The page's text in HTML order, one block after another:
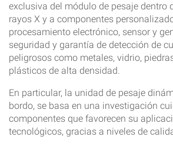
exclusiva del módulo de pesaje dentro
rayos X y a componentes
procesamiento electrónico, sensor y
seguridad y garantía de detección de
peligrosos como metales, vidrio,
plásticos de alta densidad.
En particular, la unidad de pesaje
bordo, se basa en una investigación
componentes que favorecen su
tecnológicos, gracias a niveles de